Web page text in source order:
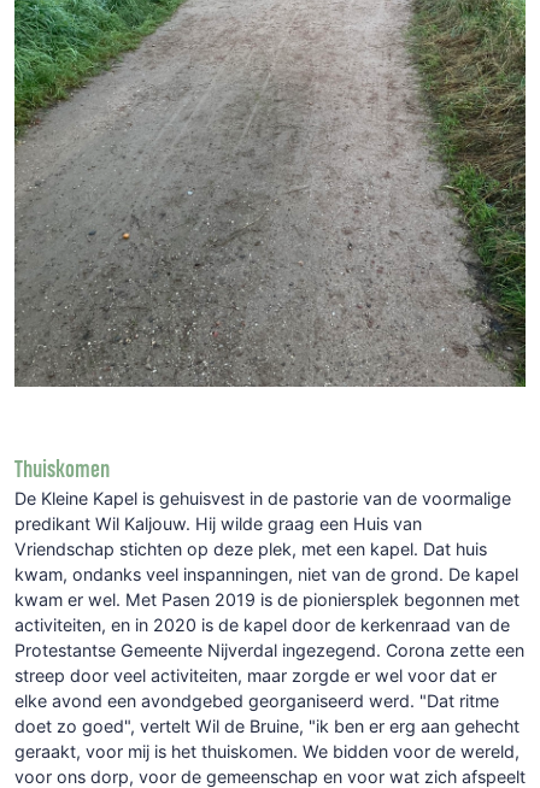
Thuiskomen
De Kleine Kapel is gehuisvest in de pastorie van de voormalige
predikant Wil Kaljouw. Hij wilde graag een Huis van
Vriendschap stichten op deze plek, met een kapel. Dat huis
kwam, ondanks veel inspanningen, niet van de grond. De kapel
kwam er wel. Met Pasen 2019 is de pioniersplek begonnen met
activiteiten, en in 2020 is de kapel door de kerkenraad van de
Protestantse Gemeente Nijverdal ingezegend. Corona zette een
streep door veel activiteiten, maar zorgde er wel voor dat er
elke avond een avondgebed georganiseerd werd. "Dat ritme
doet zo goed", vertelt Wil de Bruine, "ik ben er erg aan gehecht
geraakt, voor mij is het thuiskomen. We bidden voor de wereld,
voor ons dorp, voor de gemeenschap en voor wat zich afspeelt